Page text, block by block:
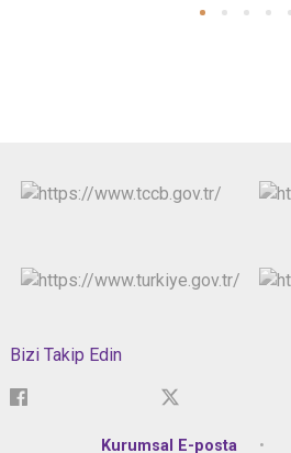
Bizi Takip Edin
Kurumsal E-posta